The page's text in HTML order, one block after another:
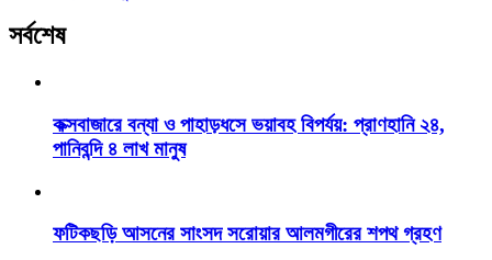
সর্বশেষ
কক্সবাজারে বন্যা ও পাহাড়ধসে ভয়াবহ বিপর্যয়: প্রাণহানি ২৪,
পানিবন্দি ৪ লাখ মানুষ
ফটিকছড়ি আসনের সাংসদ সরোয়ার আলমগীরের শপথ গ্রহণ